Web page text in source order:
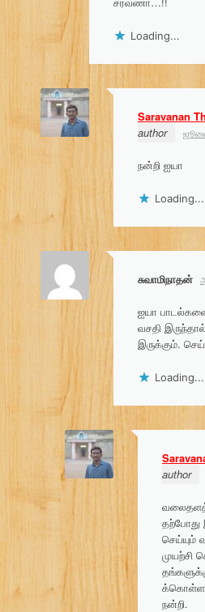
Loading...
Saravanan
author
நன்றி ஐயா
Loading...
சுவாமிநாதன்
ஐயா
வசதி
இருக்கும்.
Loading...
author
செய்யும்
முயற்சி
நன்றி.